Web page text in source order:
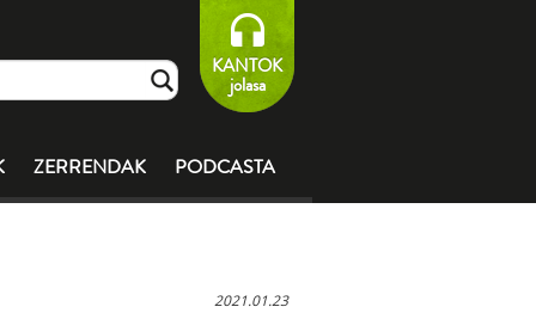
KANTOK
jolasa
ZERRENDAK PODCASTA
2021.01.23